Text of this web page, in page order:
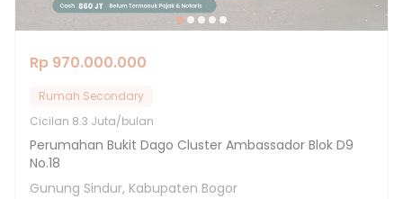
Rp 970.000.000
Rumah Secondary
Cicilan 8.3 Juta/bulan
Perumahan Bukit Dago Cluster Ambassador Blok D9
No.18
Gunung Sindur, Kabupaten Bogor